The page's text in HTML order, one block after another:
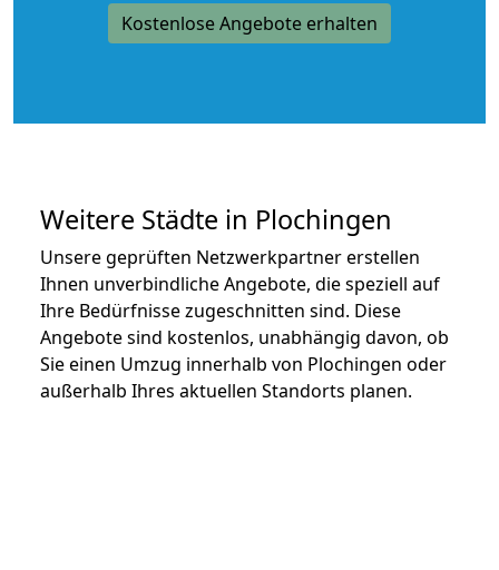
Kostenlose Angebote erhalten
Weitere Städte in Plochingen
Unsere geprüften Netzwerkpartner erstellen
Ihnen unverbindliche Angebote, die speziell auf
Ihre Bedürfnisse zugeschnitten sind. Diese
Angebote sind kostenlos, unabhängig davon, ob
Sie einen Umzug innerhalb von Plochingen oder
außerhalb Ihres aktuellen Standorts planen.